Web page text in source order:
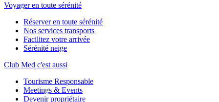
Voyager en toute sérénité
Réserver en toute sérénité
Nos services transports
Facilitez votre arrivée
Sérénité neige
Club Med c'est aussi
Tourisme Responsable
Meetings & Events
Devenir propriétaire